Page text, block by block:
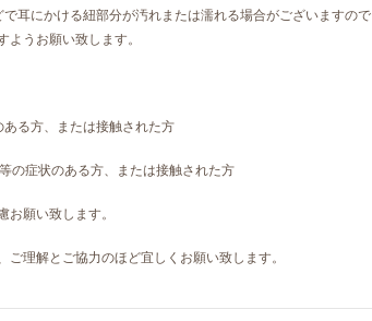
にかける紐部分が汚れまたは濡れる場合がございますので
お願い致します。
ある方、または接触された方
症状のある方、または接触された方
願い致します。
ご理解とご協力のほど宜しくお願い致します。